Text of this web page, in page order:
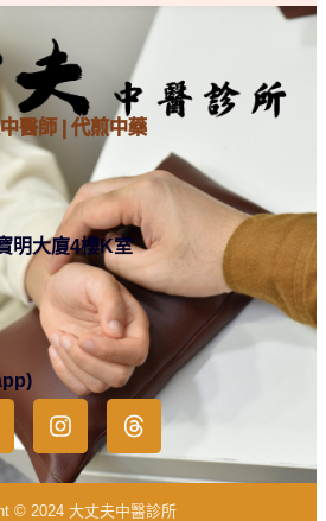
醫師 | 代煎中藥
明大廈4樓K室
© 2024 大丈夫中醫診所